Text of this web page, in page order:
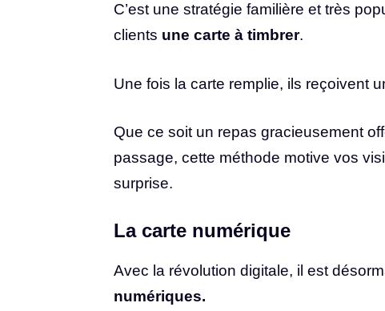
C’est une stratégie familière et très
clients une carte à timbrer.
Une fois la carte remplie, ils reçoivent
Que ce soit un repas gracieusement
passage, cette méthode motive vos
surprise.
La carte numérique
Avec la révolution digitale, il est
numériques.